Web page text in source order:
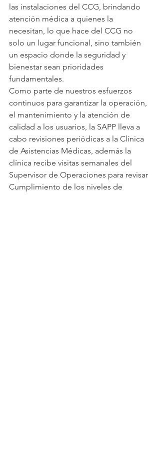
las instalaciones del CCG, brindando
atención médica a quienes la
necesitan, lo que hace del CCG no
solo un lugar funcional, sino también
un espacio donde la seguridad y
bienestar sean prioridades
fundamentales.
Como parte de nuestros esfuerzos
continuos para garantizar la operación,
el mantenimiento y la atención de
calidad a los usuarios, la SAPP lleva a
cabo revisiones periódicas a la Clínica
de Asistencias Médicas, además la
clínica recibe visitas semanales del
Supervisor de Operaciones para revisar
Cumplimiento de los niveles de